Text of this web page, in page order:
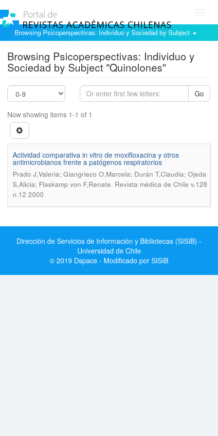
Browsing Psicoperspectivas: Individuo y Sociedad by Subject
Browsing Psicoperspectivas: Individuo y
Sociedad by Subject "Quinolones"
Go
Now showing items 1-1 of 1
Actividad comparativa in vitro de moxifloxacina y otros
antimicrobianos frente a patógenos respiratorios
Prado J,Valeria; Giangrieco O,Marcela; Durán T,Claudia; Ojeda
S,Alicia; Flaskamp von F,Renate. Revista médica de Chile v.128
n.12 2000
Dirección de Servicios de Información y Bibliotecas (SISIB) -
Universidad de Chile
© 2019 Dspace - Modificado por SISIB